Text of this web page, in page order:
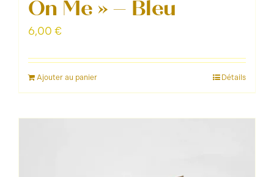
On Me » – Bleu
6,00 €
Ajouter au panier Détails